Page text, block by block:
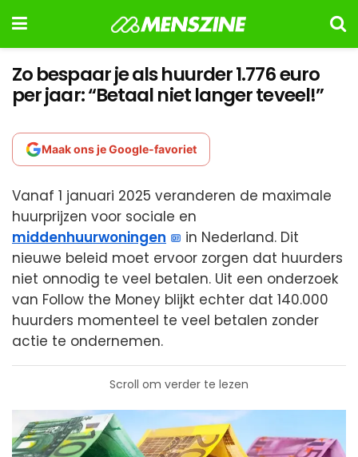
Zo bespaar je als huurder 1.776 euro
per jaar: “Betaal niet langer teveel!”
Maak ons je Google-favoriet
Vanaf 1 januari 2025 veranderen de maximale
huurprijzen voor sociale en
middenhuurwoningen
in Nederland. Dit
nieuwe beleid moet ervoor zorgen dat huurders
niet onnodig te veel betalen. Uit een onderzoek
van Follow the Money blijkt echter dat 140.000
huurders momenteel te veel betalen zonder
actie te ondernemen.
Scroll om verder te lezen